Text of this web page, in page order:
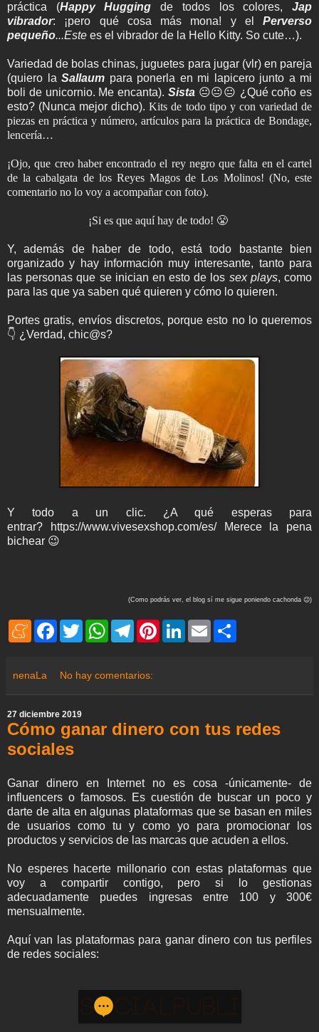
práctica (Happy Hugging de todos los colores,Jap
vibrador: ¡pero qué cosa más mona! y el Perverso
pequeño...Este es el vibrador de la Hello Kitty. So cute…).
Variedad de bolas chinas, juguetes para jugar (vlr) en pareja
(quiero la Sallaum para ponerla en mi lapicero junto a mi
boli de unicornio. Me encanta). Sista😐😐😐 ¿Qué coño es
esto? (Nunca mejor dicho).Kits de todo tipo y con variedad de
piezas en práctica y número, artículos para la práctica de Bondage,
lencería…
¡Ojo, que creo haber encontrado el rey negro que falta en el cartel
de la cabalgata de los Reyes Magos de Los Molinos! (No, este
comentario no lo voy a acompañar con foto).
¡Si es que aquí hay de todo! 😤
Y, además de haber de todo, está todo bastante bien
organizado y hay información muy interesante, tanto para
las personas que se inician en esto de los sex plays, como
para las que ya saben qué quieren y cómo lo quieren.
Portes gratis, envíos discretos, porque esto no lo queremos
👇 ¿Verdad, chic@s?
Y todo a un clic. ¿A qué esperas para
entrar? https://www.vivesexshop.com/es/ Merece la pena
bichear 😉
(Como podrás ver, el blog sí me sigue poniendo cachonda 😉)
M
a
m
e
F
b
o
o
T
w
t
e
r
W
s
A
p
T
g
r
a
P
e
L
I
E
m
nenaLa No hay comentarios:
27 diciembre 2019
Cómo ganar dinero con tus redes
sociales
Ganar dinero en Internet no es cosa -únicamente- de
influencers o famosos. Es cuestión de buscar un poco y
darte de alta en algunas plataformas que se basan en miles
de usuarios como tu y como yo para promocionar los
productos y servicios de las marcas que acuden a ellos.
No esperes hacerte millonario con estas plataformas que
voy a compartir contigo, pero si lo gestionas
adecuadamente puedes ingresas entre 100 y 300€
mensualmente.
Aquí van las plataformas para ganar dinero con tus perfiles
de redes sociales: